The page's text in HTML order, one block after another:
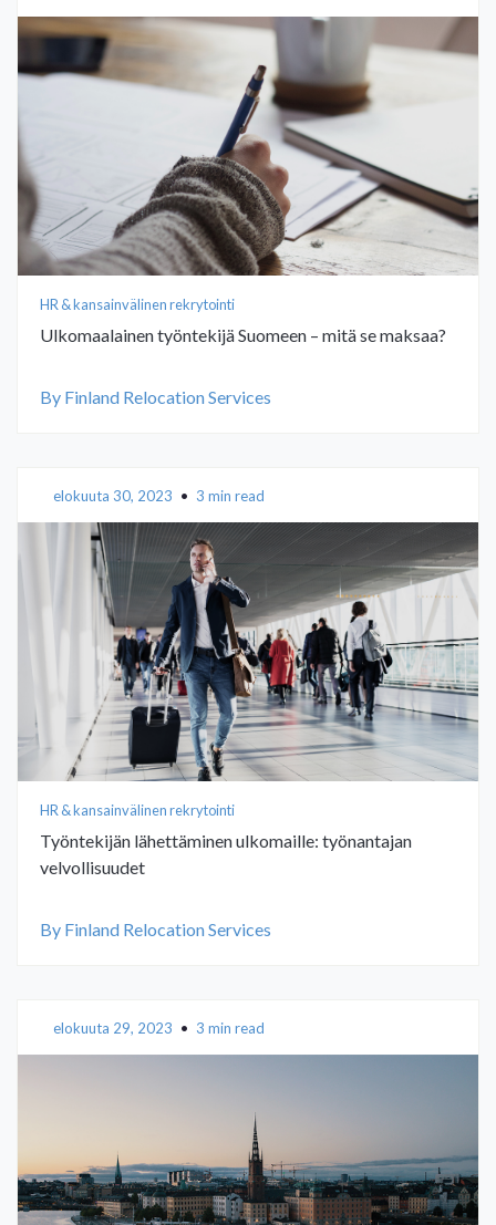
HR & kansainvälinen rekrytointi
Ulkomaalainen työntekijä Suomeen – mitä se maksaa?
By Finland Relocation Services
elokuuta 30, 2023 • 3 min read
HR & kansainvälinen rekrytointi
Työntekijän lähettäminen ulkomaille: työnantajan
velvollisuudet
By Finland Relocation Services
elokuuta 29, 2023 • 3 min read